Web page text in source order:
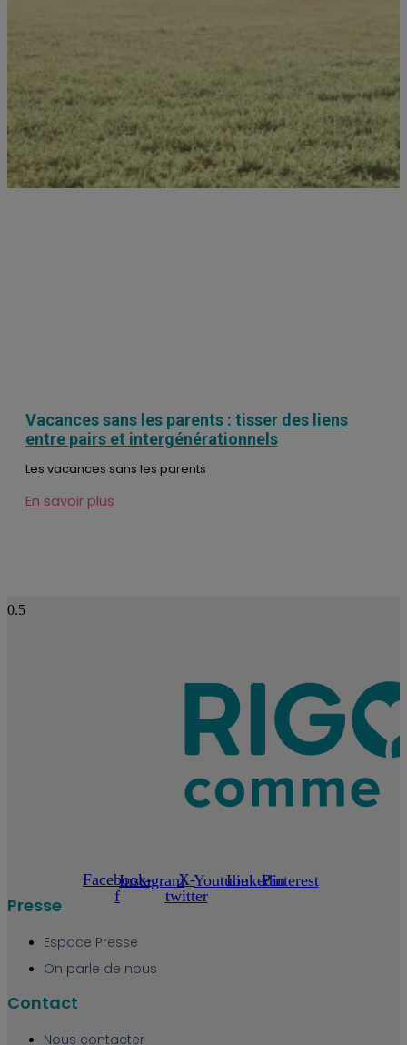
Vacances sans les parents : tisser des liens
entre pairs et intergénérationnels
Les vacances sans les parents
En savoir plus
Facebook-
f
InstagramX-
twitter
YoutubeLinkedinPinterest
Presse
Espace Presse
On parle de nous
Contact
Nous contacter